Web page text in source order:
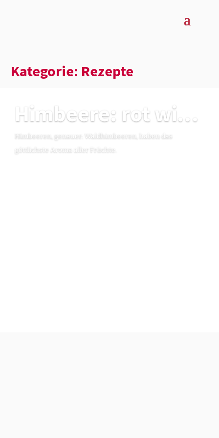
Kategorie: Rezepte
Himbeere: rot wie die Liebe und süß wie die Sonne
Himbeeren, genauer: Waldhim­beeren, haben das
göttlichste Aroma aller Früchte.